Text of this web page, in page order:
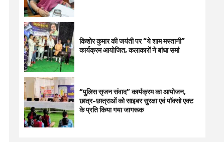
किशोर कुमार की जयंती पर “ये शाम मस्तानी”
कार्यक्रम आयोजित, कलाकारों ने बांधा समां
“पुलिस सृजन संवाद” कार्यक्रम का आयोजन,
छात्र-छात्राओं को साइबर सुरक्षा एवं पॉक्सो एक्ट
के प्रति किया गया जागरूक